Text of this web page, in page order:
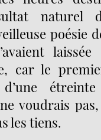
naturel
poésie
car le
d’une
voudrais
les tiens.